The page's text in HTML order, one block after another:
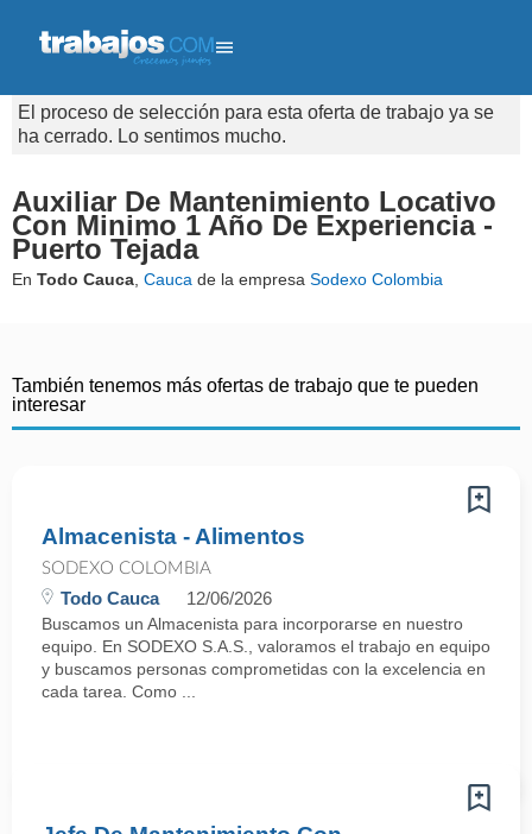
El proceso de selección para esta oferta de trabajo ya se
ha cerrado. Lo sentimos mucho.
Auxiliar De Mantenimiento Locativo
Con Minimo 1 Año De Experiencia -
Puerto Tejada
En Todo Cauca Cauca de la empresa Sodexo Colombia
También tenemos más ofertas de trabajo que te pueden
interesar
Almacenista - Alimentos
SODEXO COLOMBIA
Todo Cauca 12/06/2026
Buscamos un Almacenista para incorporarse en nuestro
equipo. En SODEXO S.A.S., valoramos el trabajo en equipo
y buscamos personas comprometidas con la excelencia en
cada tarea. Como ...